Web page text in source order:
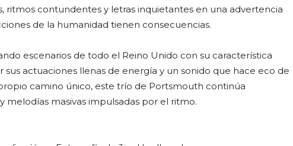
ritmos contundentes y letras inquietantes en una advertencia
de la humanidad tienen consecuencias.
escenarios de todo el Reino Unido con su característica
actuaciones llenas de energía y un sonido que hace eco de
camino único, este trío de Portsmouth continúa
masivas impulsadas por el ritmo.